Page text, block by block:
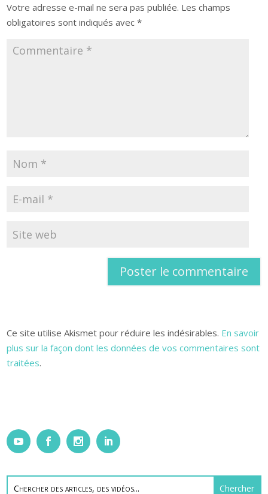
Votre adresse e-mail ne sera pas publiée. Les champs
obligatoires sont indiqués avec*
Ce site utilise Akismet pour réduire les indésirables. En savoir
plus sur la façon dont les données de vos commentaires sont
traitées.